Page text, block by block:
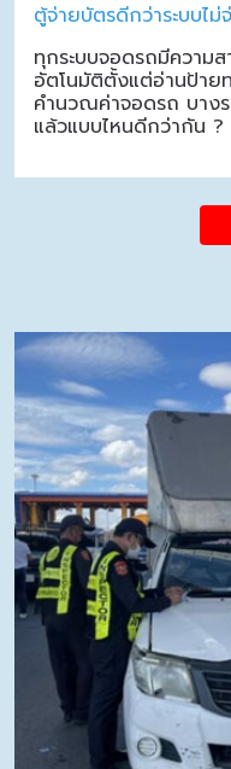
ตู้จ่ายบัตรดีกว่าระบบไม่
ทุกระบบจอดรถมีความ
อัตโนมัติตั้งแต่อ่านป้าย
คำนวณค่าจอดรถ บางร
แล้วแบบไหนดีกว่ากัน ?